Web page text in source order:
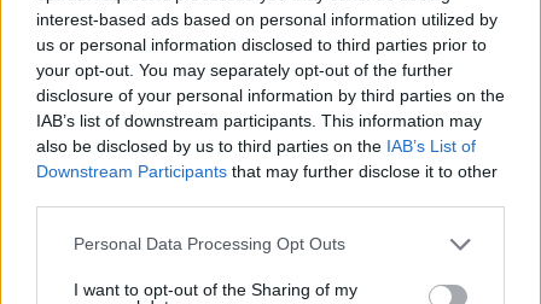
interest-based ads based on personal information utilized by
us or personal information disclosed to third parties prior to
your opt-out. You may separately opt-out of the further
disclosure of your personal information by third parties on the
IAB’s list of downstream participants. This information may
also be disclosed by us to third parties on the IAB’s List of
Downstream Participants that may further disclose it to other
Please note that this website/app uses one or more Google
not limited to your visit or usage behaviour. You may click to
Personal Data Processing Opt Outs
I want to opt-out of the Sharing of my